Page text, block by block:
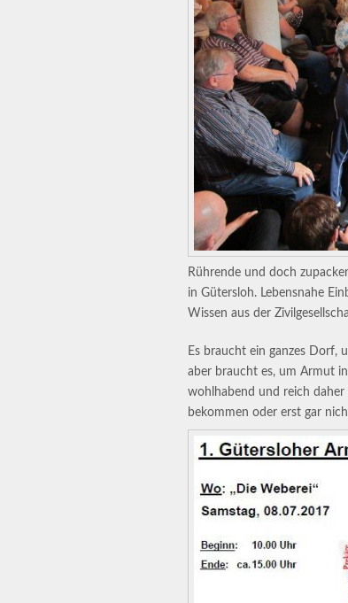
Rührende und doch
in Gütersloh. Lebensnahe
Wissen aus der
Es braucht ein ganzes Dorf,
aber braucht es, um Armut
wohlhabend und reich
bekommen oder erst gar